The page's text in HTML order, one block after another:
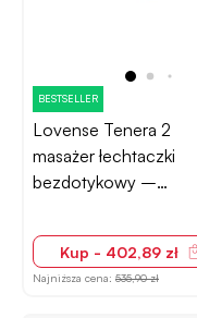
BESTSELLER
Lovense Tenera 2
masażer łechtaczki
bezdotykowy –
Kup - 402,89 zł
Najniższa cena: 535,90 zł